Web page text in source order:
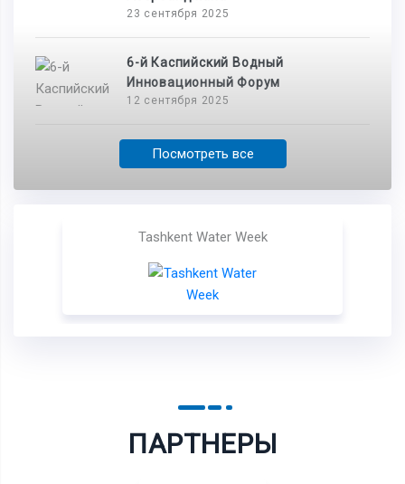
23 сентября 2025
6-й Каспийский Водный
Инновационный Форум
12 сентября 2025
Посмотреть все
Tashkent Water Week
ПАРТНЕРЫ